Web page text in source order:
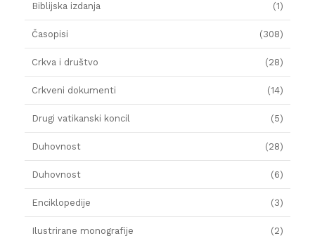
Biblijska izdanja (1)
Časopisi (308)
Crkva i društvo (28)
Crkveni dokumenti (14)
Drugi vatikanski koncil (5)
Duhovnost (28)
Duhovnost (6)
Enciklopedije (3)
Ilustrirane monografije (2)